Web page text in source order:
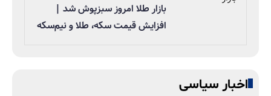
بازار طلا امروز سبزپوش شد |
افزایش قیمت سکه، طلا و نیم‌سکه
اخبار سیاسی